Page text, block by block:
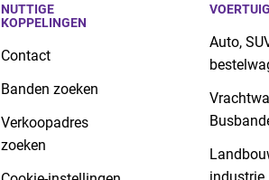
NUTTIGE
KOPPELINGEN
Contact
Banden zoeken
Verkoopadres
zoeken
Auto,
industrie